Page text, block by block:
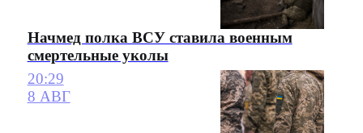
Начмед полка ВСУ ставила военным
смертельные уколы
20:29
8 АВГ